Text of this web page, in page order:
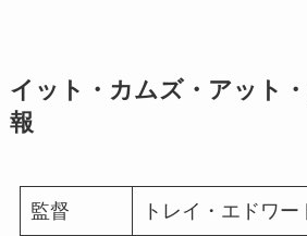
イット・カムズ・アット
報
監督 トレイ・エドワ